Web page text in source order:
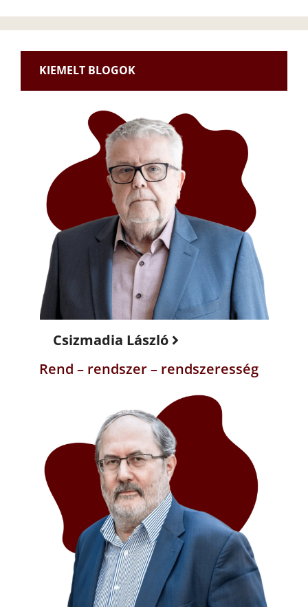
KIEMELT BLOGOK
Csizmadia László
Rend – rendszer – rendszeresség